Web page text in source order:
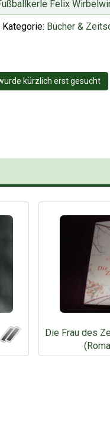
Felix
Bücher &
kürzlich erst gesucht
Die Frau des